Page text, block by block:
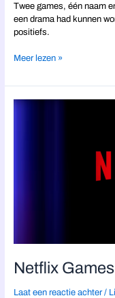
Twee games, één naam
een drama had kunnen
positiefs.
Meer lezen »
Netflix
Laat een reactie achter /
Netflix